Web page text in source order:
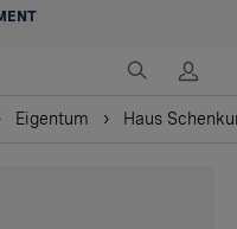
Eigentum Haus